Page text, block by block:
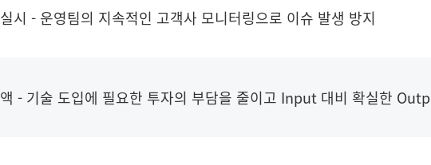
시 - 운영팀의 지속적인 고객사 모니터링으로 이슈 발생 방지
- 기술 도입에 필요한 투자의 부담을 줄이고 Input 대비 확실한